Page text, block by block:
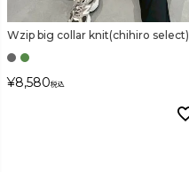
Wzip big collar knit(chihiro select)
¥8,580税込